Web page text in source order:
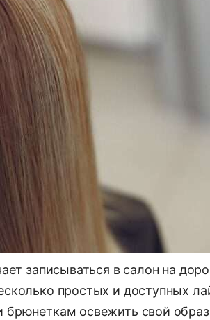
записываться в салон на
простых и доступных
освежить свой образ